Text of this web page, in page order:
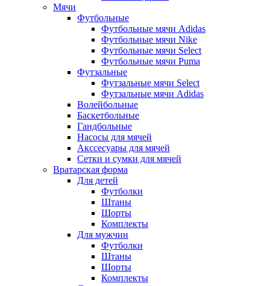
Мячи
Футбольные
Футбольные мячи Adidas
Футбольные мячи Nike
Футбольные мячи Select
Футбольные мячи Puma
Футзальные
Футзальные мячи Select
Футзальные мячи Adidas
Волейбольные
Баскетбольные
Гандбольные
Насосы для мячей
Акссесуары для мячей
Сетки и сумки для мячей
Вратарская форма
Для детей
Футболки
Штаны
Шорты
Комплекты
Для мужчин
Футболки
Штаны
Шорты
Комплекты